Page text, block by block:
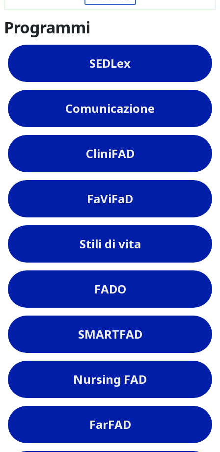
Programmi
SEDLex
Comunicazione
CliniFAD
FaViFaD
Stili di vita
FADO
SMARTFAD
Nursing FAD
FarFAD